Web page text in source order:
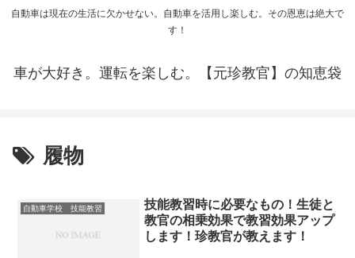
自動車は現在の生活に欠かせない。自動車を活用し楽しむ。その恩恵は絶大で
す！
車が大好き。運転を楽しむ。【元珍教官】の知恵袋
履物
自動車学校 技能教習
技能教習時に必要なもの！生徒と
教官の相乗効果で教習効果アップ
します！珍教官が教えます！